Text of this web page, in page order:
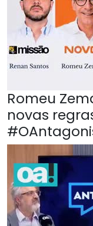
Romeu
novas